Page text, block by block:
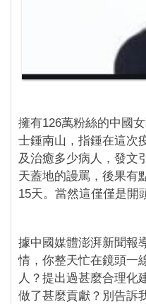
擁有126萬粉絲的中國
士鍾南山，指鍾在這次
及治癒多少病人，發文
天蓋地的謾罵，後果有
15天。當然這僅僅是開
據中國媒體澎湃新聞報
情，你整天忙在鏡頭一
人？提出過甚麼合理化
做了甚麼貢獻？別告訴